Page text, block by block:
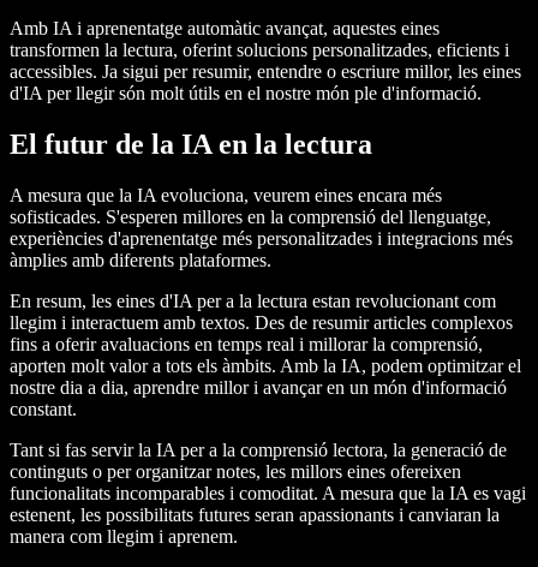
Amb IA i aprenentatge automàtic avançat, aquestes eines
transformen la lectura, oferint solucions personalitzades, eficients i
accessibles. Ja sigui per resumir, entendre o escriure millor, les eines
d'IA per llegir són molt útils en el nostre món ple d'informació.
El futur de la IA en la lectura
A mesura que la IA evoluciona, veurem eines encara més
sofisticades. S'esperen millores en la comprensió del llenguatge,
experiències d'aprenentatge més personalitzades i integracions més
àmplies amb diferents plataformes.
En resum, les eines d'IA per a la lectura estan revolucionant com
llegim i interactuem amb textos. Des de resumir articles complexos
fins a oferir avaluacions en temps real i millorar la comprensió,
aporten molt valor a tots els àmbits. Amb la IA, podem optimitzar el
nostre dia a dia, aprendre millor i avançar en un món d'informació
constant.
Tant si fas servir la IA per a la comprensió lectora, la generació de
continguts o per organitzar notes, les millors eines ofereixen
funcionalitats incomparables i comoditat. A mesura que la IA es vagi
estenent, les possibilitats futures seran apassionants i canviaran la
manera com llegim i aprenem.